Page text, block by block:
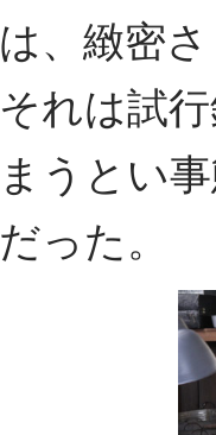
は、緻密
それは試
まうとい
だった。